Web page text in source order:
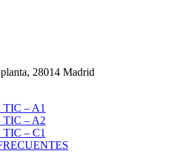
28014 Madrid
TIC – A1
TIC – A2
– C1